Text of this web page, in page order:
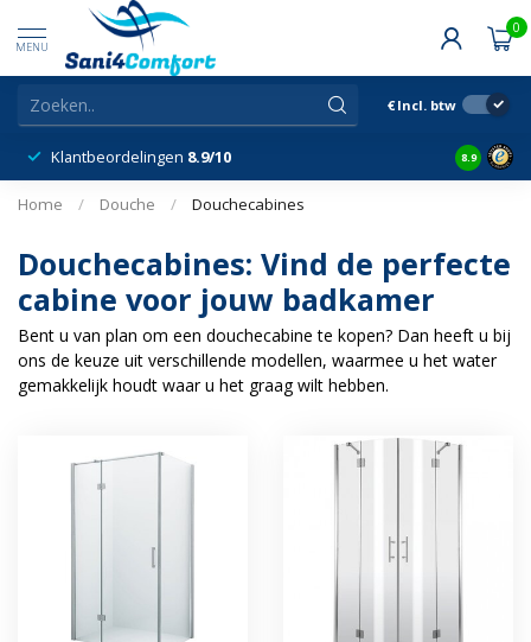
MENU
0
€ Incl. btw
Klantbeordelingen 8.9/10 8.9
Home / Douche / Douchecabines
Douchecabines: Vind de perfecte
cabine voor jouw badkamer
Bent u van plan om een douchecabine te kopen? Dan heeft u bij
ons de keuze uit verschillende modellen, waarmee u het water
gemakkelijk houdt waar u het graag wilt hebben.